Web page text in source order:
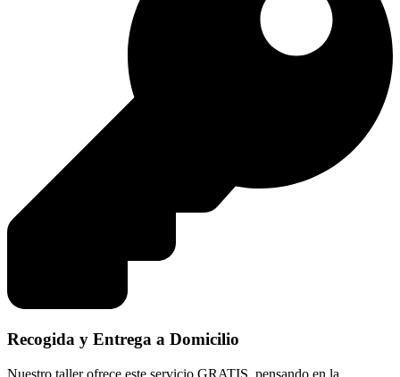
Recogida y Entrega a Domicilio
Nuestro taller ofrece este servicio GRATIS, pensando en la